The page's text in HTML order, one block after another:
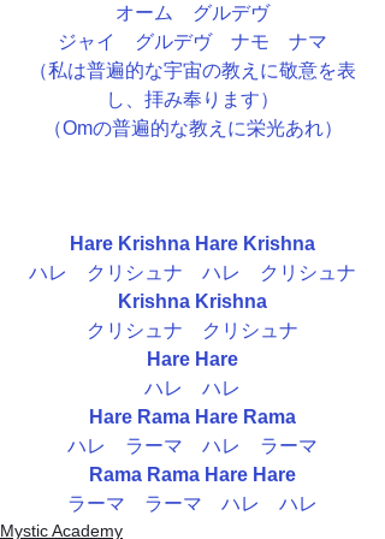
オーム　グルデヴ
ジャイ　グルデヴ　ナモ　ナマ
（私は普遍的な宇宙の教えに敬意を表
し、拝み奉ります）
（Omの普遍的な教えに栄光あれ）
Hare Krishna Hare Krishna
ハレ　クリシュナ　ハレ　クリシュナ
Krishna Krishna
クリシュナ　クリシュナ
Hare Hare
ハレ　ハレ
Hare Rama Hare Rama
ハレ　ラーマ　ハレ　ラーマ
Rama Rama Hare Hare
ラーマ　ラーマ　ハレ　ハレ
Mystic Academy